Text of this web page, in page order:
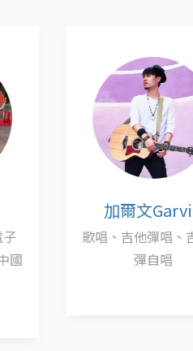
加爾文Garvin
歌唱、吉他彈唱、吉他自